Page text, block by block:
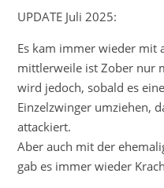
UPDATE Juli 2025:
Es kam immer wieder mit
mittlerweile ist Zober nur
wird jedoch, sobald es
Einzelzwinger umziehen,
attackiert.
Aber auch mit der
gab es immer wieder